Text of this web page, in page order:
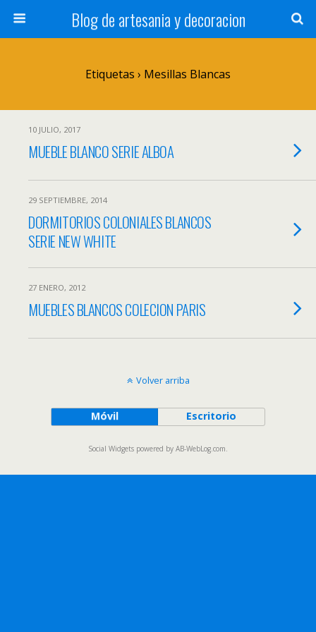
Blog de artesania y decoracion
Etiquetas › Mesillas Blancas
10 JULIO, 2017
MUEBLE BLANCO SERIE ALBOA
29 SEPTIEMBRE, 2014
DORMITORIOS COLONIALES BLANCOS
SERIE NEW WHITE
27 ENERO, 2012
MUEBLES BLANCOS COLECION PARIS
Volver arriba
Móvil Escritorio
Social Widgets powered by AB-WebLog.com.